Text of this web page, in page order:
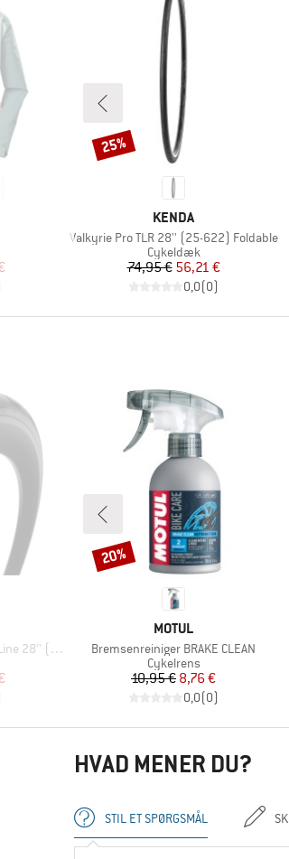
MÆRKE
KENDA
Artikel
Valkyrie Pro TLR 28'' (25-622) Foldable
Produktgruppe
Cykeldæk
Pris
74,95 €Nedsat pris
56,21 €
0,0(0)
Rabat
25%
(28-622)
MÆRKE
MOTUL
Artikel
Bremsenreiniger BRAKE CLEAN
Produktgruppe
Cykelrens
Pris
10,95 €Nedsat pris
8,76 €
0,0(0)
Rabat
20%
HVAD MENER DU?
STIL ET SPØRGSMÅL